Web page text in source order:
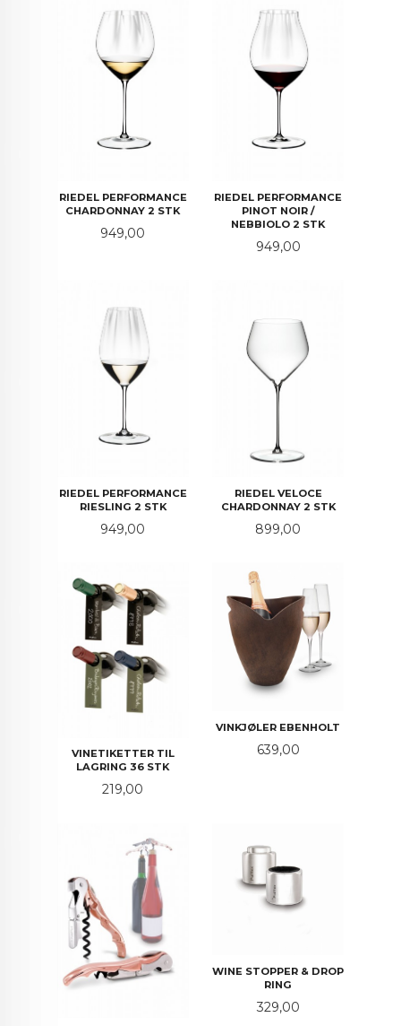
RIEDEL PERFORMANCE
CHARDONNAY 2 STK
Pris
949,00
RIEDEL PERFORMANCE
PINOT NOIR /
NEBBIOLO 2 STK
Pris
949,00
RIEDEL PERFORMANCE
RIESLING 2 STK
Pris
949,00
RIEDEL VELOCE
CHARDONNAY 2 STK
Pris
899,00
VINETIKETTER TIL
LAGRING 36 STK
Pris
219,00
VINKJØLER EBENHOLT
Pris
639,00
WINE STOPPER & DROP
RING
Pris
329,00